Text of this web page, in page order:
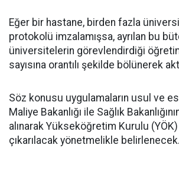
​Eğer bir hastane, birden fazla
protokolü imzalamışsa, ayrılan bu
üniversitelerin görevlendirdiği
sayısına orantılı şekilde bölünerek
​Söz konusu uygulamaların usul ve
Maliye Bakanlığı ile Sağlık
alınarak Yükseköğretim Kurulu (YÖK)
çıkarılacak yönetmelikle belirlenecek.